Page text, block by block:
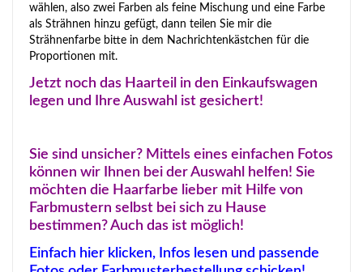
wählen, also zwei Farben als feine Mischung und eine Farbe
als Strähnen hinzu gefügt, dann teilen Sie mir die
Strähnenfarbe bitte in dem Nachrichtenkästchen für die
Proportionen mit.
Jetzt noch das Haarteil in den Einkaufswagen
legen und Ihre Auswahl ist gesichert!
Sie sind unsicher? Mittels eines einfachen Fotos
können wir Ihnen bei der Auswahl helfen! Sie
möchten die Haarfarbe lieber mit Hilfe von
Farbmustern selbst bei sich zu Hause
bestimmen? Auch das ist möglich!
Einfach hier klicken, Infos lesen und passende